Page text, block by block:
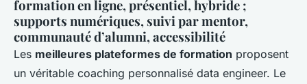
formation en ligne, présentiel, hybride ;
supports numériques, suivi par mentor,
communauté d’alumni, accessibilité
Les meilleures plateformes de formation proposent
un véritable coaching personnalisé data engineer. Le